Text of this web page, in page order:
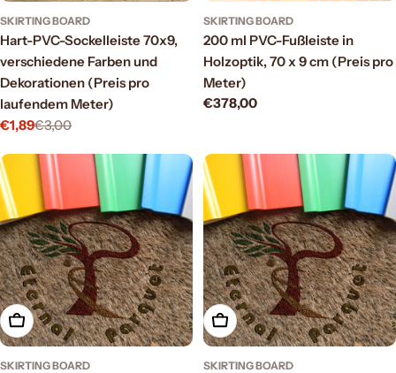
SKIRTING BOARD
Hart-PVC-Sockelleiste 70x9,
verschiedene Farben und
Dekorationen (Preis pro
laufendem Meter)
Verkaufspreis
€1,89
Regulärer
€3,00
SKIRTING BOARD
200 ml PVC-Fußleiste in
Holzoptik, 70 x 9 cm (Preis pro
Meter)
Regulärer
€378,00
Wählen Sie Optionen
SKIRTING BOARD
Wählen Sie Optionen
SKIRTING BOARD